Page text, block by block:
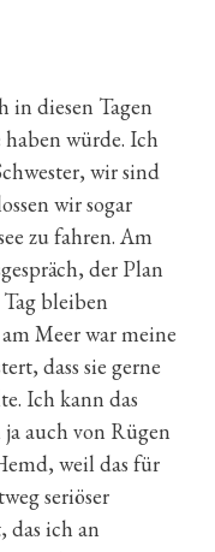
in diesen Tagen
würde. Ich
wir sind
wir sogar
zu fahren. Am
der Plan
bleiben
Meer war meine
dass sie gerne
Ich kann das
auch von Rügen
weil das für
seriöser
das ich an